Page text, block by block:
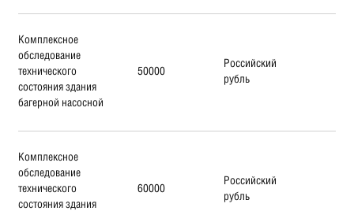
Комплексное
обследование
технического
состояния здания
багерной насосной
50000
Российский
рубль
Комплексное
обследование
технического
состояния здания
60000
Российский
рубль